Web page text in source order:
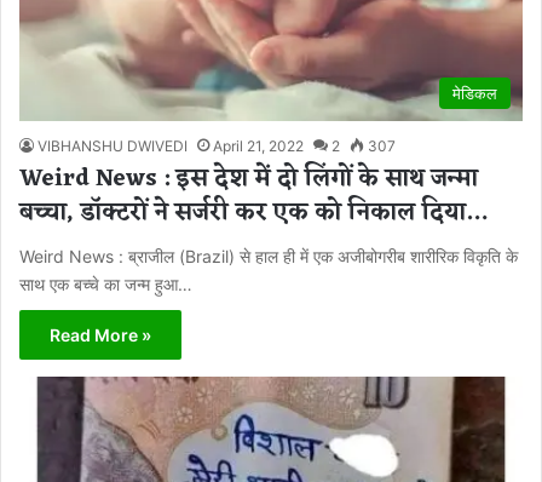
मेडिकल
VIBHANSHU DWIVEDI April 21, 2022 2 307
Weird News : इस देश में दो लिंगों के साथ जन्मा
बच्चा, डॉक्टरों ने सर्जरी कर एक को निकाल दिया…
Weird News : ब्राजील (Brazil) से हाल ही में एक अजीबोगरीब शारीरिक विकृति के
साथ एक बच्चे का जन्म हुआ…
Read More »